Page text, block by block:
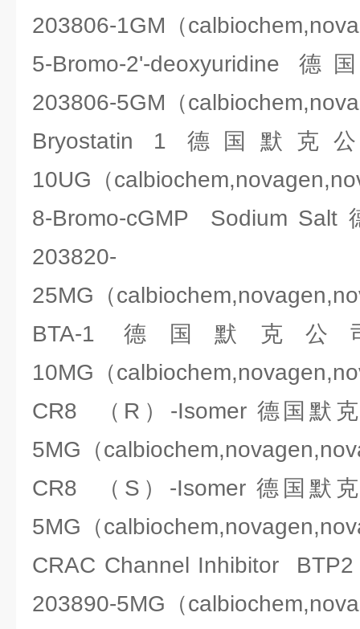
203806-1GM（
5-Bromo-2'-deoxyuridine
203806-5GM（
Bryostatin 1 德国默克公
10UG（
8-Bromo-cGMP Sodium Salt
203820-
25MG（
BTA-1 德国默克公司
10MG（
CR8 （R）-Isomer 德国默
5MG（
CR8 （S）-Isomer 德国默
5MG（
CRAC Channel Inhibitor
203890-5MG（